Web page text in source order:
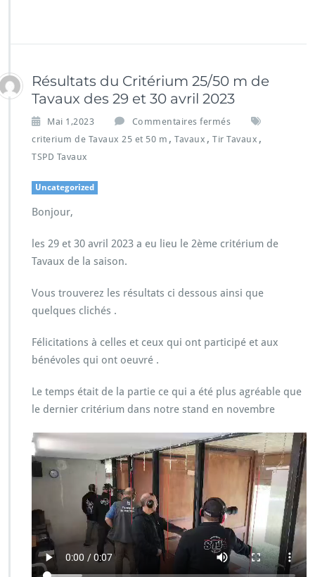
Résultats du Critérium 25/50 m de
Tavaux des 29 et 30 avril 2023
Mai 1,2023
Commentaires fermés
criterium de Tavaux 25 et 50 m , Tavaux , Tir Tavaux ,
TSPD Tavaux
Uncategorized
Bonjour,
les 29 et 30 avril 2023 a eu lieu le 2ème critérium de
Tavaux de la saison.
Vous trouverez les résultats ci dessous ainsi que
quelques clichés .
Félicitations à celles et ceux qui ont participé et aux
bénévoles qui ont oeuvré .
Le temps était de la partie ce qui a été plus agréable que
le dernier critérium dans notre stand en novembre